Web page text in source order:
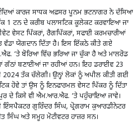
ਕਾਰਜ ਸਾਧਕ ਅਫ਼ਸਰ ਪੂਨਮ ਭਟਨਾਗਰ ਨੇ ਦੱਸਿਆ
1 ਟਨ ਦੇ ਕਰੀਬ ਪਲਾਸਟਿਕ ਕੂਲੇਕਟ ਕਰਵਾਇਆ ਜਾ
ਵੇਸਟ ਪਿੱਕਰਾਂ, ਰੈਗਪਿੱਕਰਾਂ, ਸਫਾਈ ਕਰਮਚਾਰੀਆਂ
ਵੱਡਾ ਯੋਗਦਾਨ ਦਿੱਤਾ ਹੈ। ਇਸ ਇੱਕਠੇ ਕੀਤੇ ਗਏ
‘ਤੇ ਬੋਰਿਆ ਵਿੱਚ ਭਰਿਆ ਜਾ ਚੁੱਕਾ ਹੈ ਅਤੇ ਮਾਲਰੋਡ
ਬਣਾਈਆਂ ਜਾ ਰਹੀਆਂ ਹਨ। ਇਹ ਡਰਾਈਵ 23
ਤੱਕ ਚੱਲੇਗੀ। ਉਨ੍ਹਾਂ ਲੋਕਾਂ ਨੂੰ ਅਪੀਲ ਕੀਤੀ ਗਈ
ਹੋਵੇ ਤਾਂ ਉਸ ਨੂੰ ਇਨਫਾਰਮਲ ਵੇਸਟ ਪਿੱਕਰ ਨੂੰ ਦਿੱਤਾ
ਦੇ ਕਿਸੇ ਵੀ ਐਮ.ਆਰ.ਐਫ. ‘ਤੇ ਪਹੁੰਚਾਇਆ ਜਾਵੇ।
ਗੁਰਿੰਦਰ ਸਿੰਘ, ਪ੍ਰੋਗਰਾਮ ਕੁਆਰਡੀਨੇਟਰ
ਸਿੰਘ ਅਤੇ ਸਮੂਹ ਮੋਟੀਵਟਰ ਹਾਜ਼ਰ ਸਨ।